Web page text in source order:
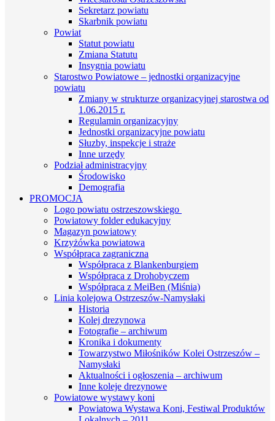
Sekretarz powiatu
Skarbnik powiatu
Powiat
Statut powiatu
Zmiana Statutu
Insygnia powiatu
Starostwo Powiatowe – jednostki organizacyjne
powiatu
Zmiany w strukturze organizacyjnej starostwa od
1.06.2015 r.
Regulamin organizacyjny
Jednostki organizacyjne powiatu
Słuzby, inspekcje i straże
Inne urzędy
Podział administracyjny
Środowisko
Demografia
PROMOCJA
Logo powiatu ostrzeszowskiego
Powiatowy folder edukacyjny
Magazyn powiatowy
Krzyżówka powiatowa
Współpraca zagraniczna
Współpraca z Blankenburgiem
Współpraca z Drohobyczem
Współpraca z MeiBen (Miśnia)
Linia kolejowa Ostrzeszów-Namysłaki
Historia
Kolej drezynowa
Fotografie – archiwum
Kronika i dokumenty
Towarzystwo Miłośników Kolei Ostrzeszów –
Namysłaki
Aktualności i ogłoszenia – archiwum
Inne koleje drezynowe
Powiatowe wystawy koni
Powiatowa Wystawa Koni, Festiwal Produktów